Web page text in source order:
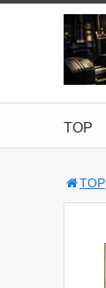
TOP
TOP